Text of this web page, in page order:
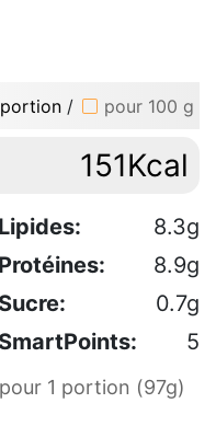
/ pour 100 g
151Kcal
Lipides:
8.3g
Protéines:
8.9g
Sucre:
0.7g
SmartPoints: 5
1 portion (97g)